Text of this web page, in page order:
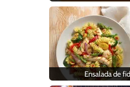
Ensalada de